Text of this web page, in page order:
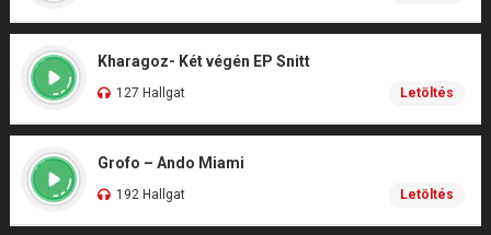
Kharagoz- Két végén EP Snitt
127 Hallgat Letöltés
Grofo – Ando Miami
192 Hallgat Letöltés